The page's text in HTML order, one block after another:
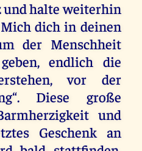
halte weiterhin
dich in deinen
der Menschheit
endlich die
vor der
Diese große
und
Geschenk an